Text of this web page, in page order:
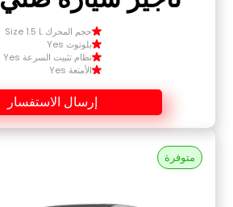
حجم المحرك Size 1.5 L
بلوتوث Yes
نظام تثبيت السرعة Yes
الأمتعة Yes
إرسال الاستفسار
متوفرة